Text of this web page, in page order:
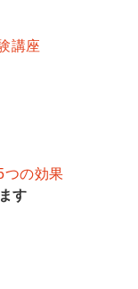
講座
つの効果
す